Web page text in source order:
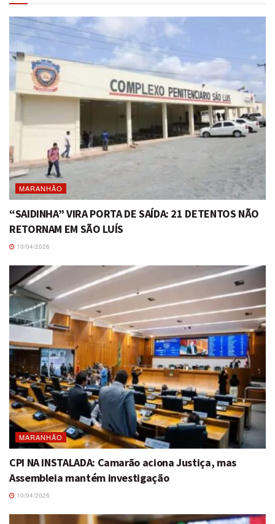
MARANHÃO
“SAIDINHA” VIRA PORTA DE SAÍDA: 21 DETENTOS NÃO
RETORNAM EM SÃO LUÍS
10/04/2026
MARANHÃO
CPI NA INSTALADA: Camarão aciona Justiça, mas
Assembleia mantém investigação
10/04/2026